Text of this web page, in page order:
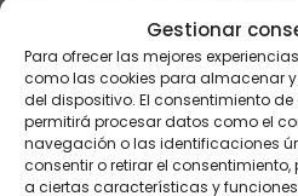
Gestionar
Para ofrecer las mejores
como las cookies para almacenar
del dispositivo. El consentimiento
permitirá procesar datos como el
navegación o las identificaciones
consentir o retirar el
a ciertas características y funciones.